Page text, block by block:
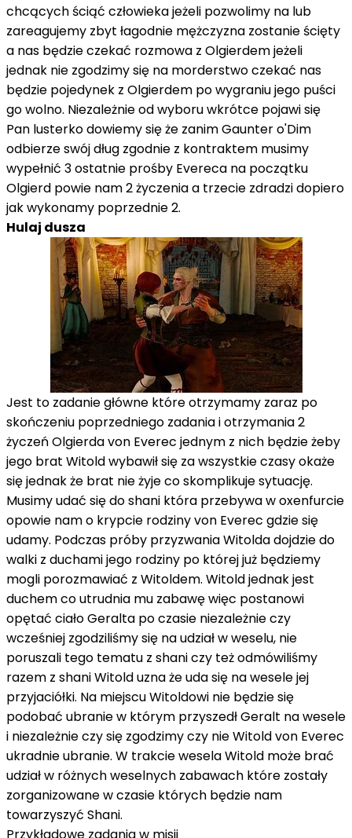
chcących ściąć człowieka jeżeli pozwolimy na lub
zareagujemy zbyt łagodnie mężczyzna zostanie ścięty
a nas będzie czekać rozmowa z Olgierdem jeżeli
jednak nie zgodzimy się na morderstwo czekać nas
będzie pojedynek z Olgierdem po wygraniu jego puści
go wolno. Niezależnie od wyboru wkrótce pojawi się
Pan lusterko dowiemy się że zanim Gaunter o'Dim
odbierze swój dług zgodnie z kontraktem musimy
wypełnić 3 ostatnie prośby Evereca na początku
Olgierd powie nam 2 życzenia a trzecie zdradzi dopiero
jak wykonamy poprzednie 2.
Hulaj dusza
Jest to zadanie główne które otrzymamy zaraz po
skończeniu poprzedniego zadania i otrzymania 2
życzeń Olgierda von Everec jednym z nich będzie żeby
jego brat Witold wybawił się za wszystkie czasy okaże
się jednak że brat nie żyje co skomplikuje sytuację.
Musimy udać się do shani która przebywa w oxenfurcie
opowie nam o krypcie rodziny von Everec gdzie się
udamy. Podczas próby przyzwania Witolda dojdzie do
walki z duchami jego rodziny po której już będziemy
mogli porozmawiać z Witoldem. Witold jednak jest
duchem co utrudnia mu zabawę więc postanowi
opętać ciało Geralta po czasie niezależnie czy
wcześniej zgodziliśmy się na udział w weselu, nie
poruszali tego tematu z shani czy też odmówiliśmy
razem z shani Witold uzna że uda się na wesele jej
przyjaciółki. Na miejscu Witoldowi nie będzie się
podobać ubranie w którym przyszedł Geralt na wesele
i niezależnie czy się zgodzimy czy nie Witold von Everec
ukradnie ubranie. W trakcie wesela Witold może brać
udział w różnych weselnych zabawach które zostały
zorganizowane w czasie których będzie nam
towarzyszyć Shani.
Przykładowe zadania w misji